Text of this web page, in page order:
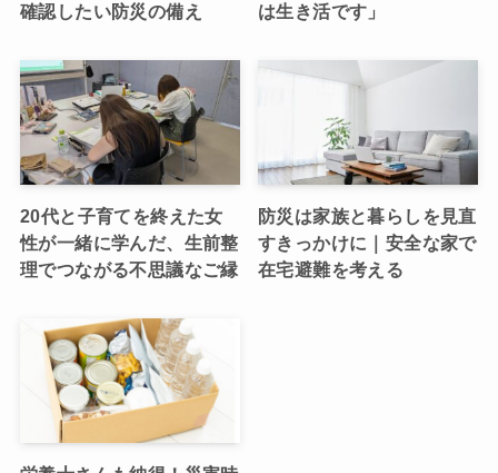
確認したい防災の備え
は生き活です」
20代と子育てを終えた女
性が一緒に学んだ、生前整
理でつながる不思議なご縁
防災は家族と暮らしを見直
すきっかけに｜安全な家で
在宅避難を考える